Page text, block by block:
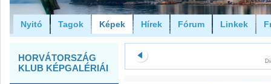
Nyitó Tagok Képek Hírek Fórum Linkek
HORVÁTORSZÁG
KLUB KÉPGALÉRIÁI